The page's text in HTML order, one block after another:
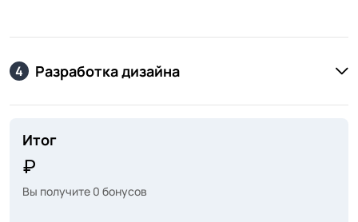
4 Разработка дизайна
Итог
Вы получите 0 бонусов